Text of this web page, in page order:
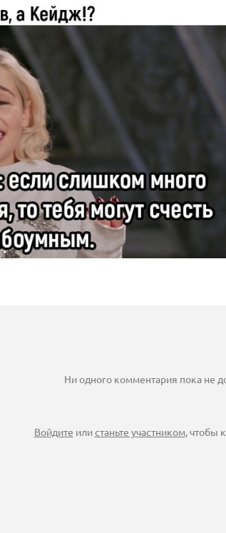
Ни одного комментария пока не
Войдите илистаньте участником, чтобы